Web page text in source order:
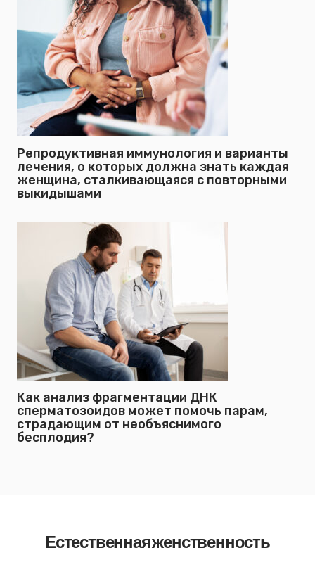
Репродуктивная иммунология и варианты
лечения, о которых должна знать каждая
женщина, сталкивающаяся с повторными
выкидышами
Как анализ фрагментации ДНК
сперматозоидов может помочь парам,
страдающим от необъяснимого
бесплодия?
Естественная женственность